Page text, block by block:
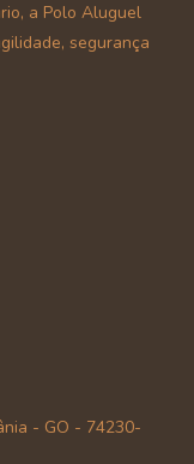
a Polo Aluguel
segurança
- GO - 74230-